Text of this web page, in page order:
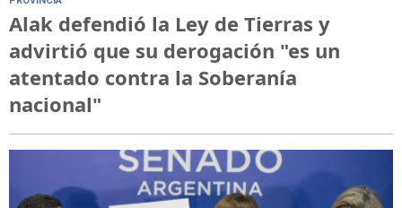
Alak defendió la Ley de Tierras y
advirtió que su derogación "es un
atentado contra la Soberanía
nacional"